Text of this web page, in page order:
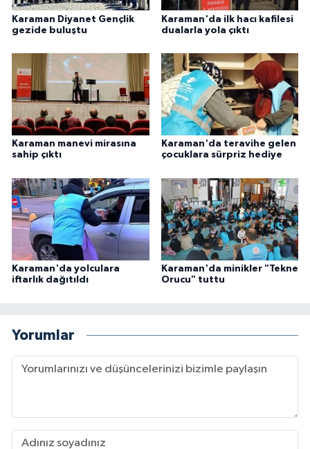
Karaman Diyanet Gençlik
gezide buluştu
Karaman'da ilk hacı kafilesi
dualarla yola çıktı
Karaman manevi mirasına
sahip çıktı
Karaman'da teravihe gelen
çocuklara sürpriz hediye
Karaman'da yolculara
iftarlık dağıtıldı
Karaman'da minikler "Tekne
Orucu" tuttu
Yorumlar
Karaman Müftülüğü
Kars Müftülüğü
Kastamonu Müftülüğü
Kayseri Müftülüğü
Kilis Müftülüğü
Kırıkkale Müftülüğü
Kırklareli Müftülüğü
Kırşehir Müftülüğü
Konya Müftülüğü
Kütahya Müftülüğü
Manisa Müftülüğü